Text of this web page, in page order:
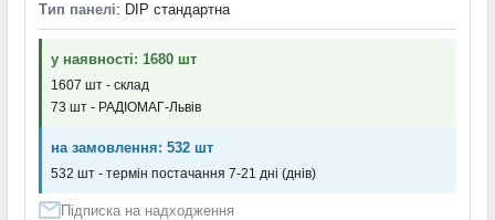
Тип панелі: DIP стандартна
у наявності: 1680 шт
1607 шт - склад
73 шт - РАДІОМАГ-Львів
на замовлення: 532 шт
532 шт - термін постачання 7-21 дні (днів)
Підписка на надходження